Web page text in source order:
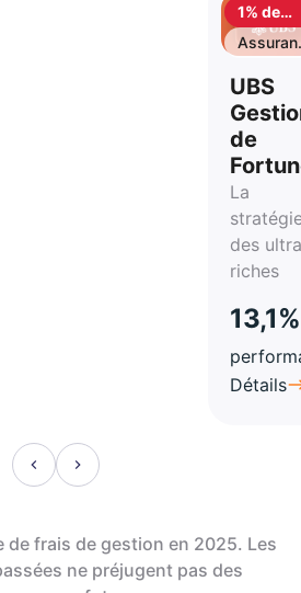
1% de
UBS
de
La
des
riches
13,1%
Détails
de frais de gestion en 2025. Les
ne préjugent pas des